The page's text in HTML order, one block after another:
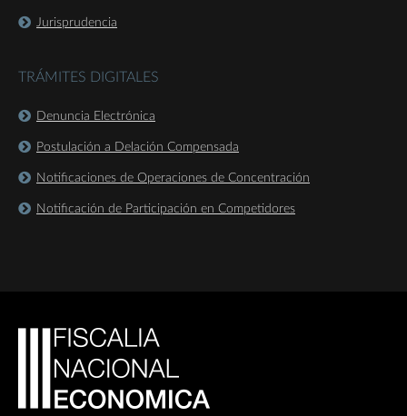
Jurisprudencia
TRÁMITES DIGITALES
Denuncia Electrónica
Postulación a Delación Compensada
Notificaciones de Operaciones de Concentración
Notificación de Participación en Competidores